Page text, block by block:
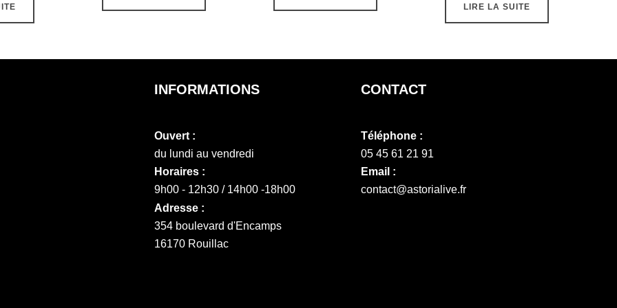
LIRE LA SUITE
INFORMATIONS
Ouvert :
du lundi au vendredi
Horaires :
9h00 - 12h30 / 14h00 -18h00
Adresse :
354 boulevard d'Encamps
16170 Rouillac
CONTACT
Téléphone :
05 45 61 21 91
Email :
contact@astorialive.fr